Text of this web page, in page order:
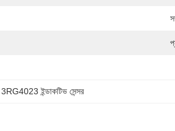
3RG4023 ইন্ডাকটিভ সেন্সর